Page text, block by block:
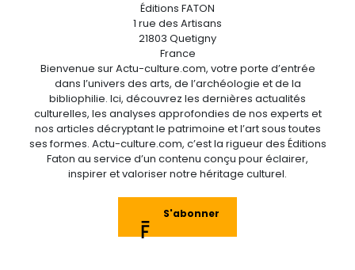
Éditions FATON
1 rue des Artisans
21803 Quetigny
France
Bienvenue sur Actu-culture.com, votre porte d’entrée
dans l’univers des arts, de l’archéologie et de la
bibliophilie. Ici, découvrez les dernières actualités
culturelles, les analyses approfondies de nos experts et
nos articles décryptant le patrimoine et l’art sous toutes
ses formes. Actu-culture.com, c’est la rigueur des Éditions
Faton au service d’un contenu conçu pour éclairer,
inspirer et valoriser notre héritage culturel.
S'abonner